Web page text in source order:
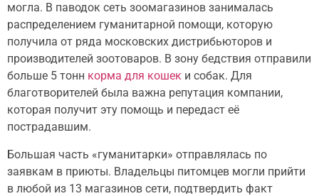
могла. В паводок сеть зоомагазинов занималась
распределением гуманитарной помощи, которую
получила от ряда московских дистрибьюторов и
производителей зоотоваров. В зону бедствия отправили
больше 5 тонн корма для кошек и собак. Для
благотворителей была важна репутация компании,
которая получит эту помощь и передаст её
пострадавшим.
Большая часть «гуманитарки» отправлялась по
заявкам в приюты. Владельцы питомцев могли прийти
в любой из 13 магазинов сети, подтвердить факт